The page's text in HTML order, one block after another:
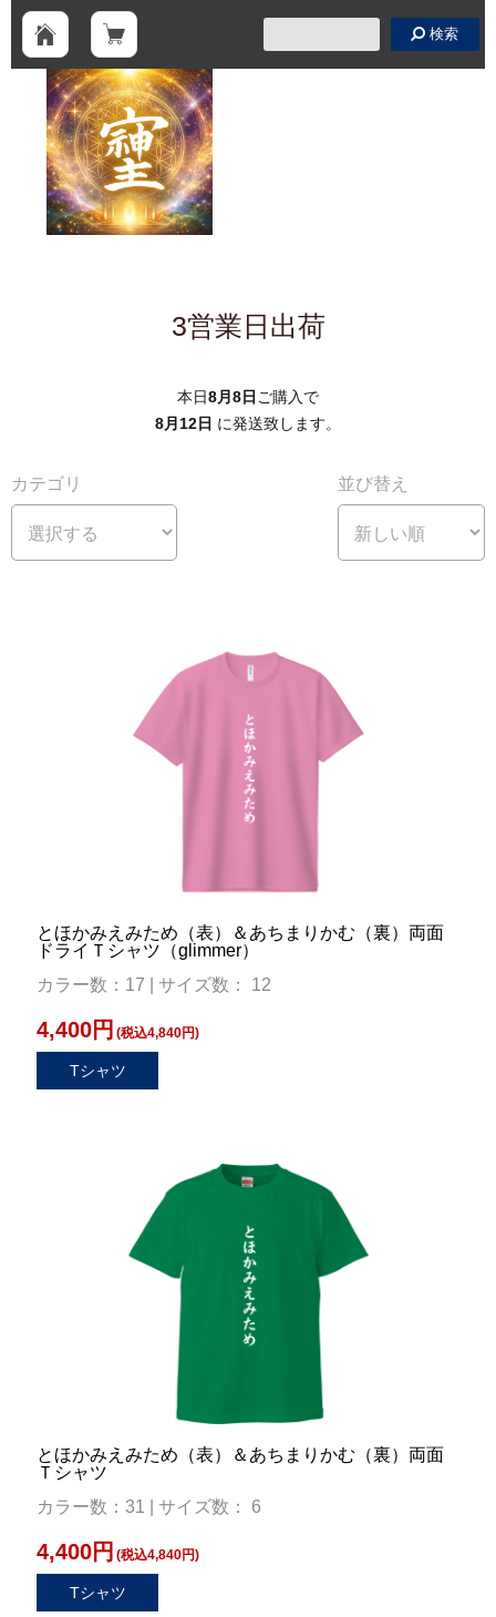
検索
3営業日出荷
本日8月8日 ご購入で
8月12日 に発送致します。
カテゴリ 並び替え
とほかみえみため（表）＆あちまりかむ（裏）両面
ドライＴシャツ（glimmer）
カラー数：17 | サイズ数： 12
4,400円 (税込4,840円)
Tシャツ
とほかみえみため（表）＆あちまりかむ（裏）両面
Ｔシャツ
カラー数：31 | サイズ数： 6
4,400円 (税込4,840円)
Tシャツ